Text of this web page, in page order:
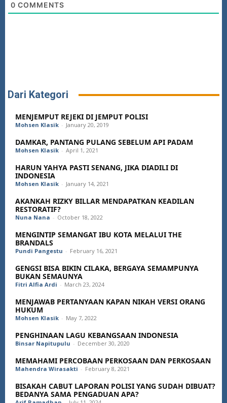
0 COMMENTS
Dari Kategori
MENJEMPUT REJEKI DI JEMPUT POLISI
Mohsen Klasik - January 20, 2019
DAMKAR, PANTANG PULANG SEBELUM API PADAM
Mohsen Klasik - April 1, 2021
HARUN YAHYA PASTI SENANG, JIKA DIADILI DI
INDONESIA
Mohsen Klasik - January 14, 2021
AKANKAH RIZKY BILLAR MENDAPATKAN KEADILAN
RESTORATIF?
Nuna Nana - October 18, 2022
MENGINTIP SEMANGAT IBU KOTA MELALUI THE
BRANDALS
Pundi Pangestu - February 16, 2021
GENGSI BISA BIKIN CILAKA, BERGAYA SEMAMPUNYA
BUKAN SEMAUNYA
Fitri Alfia Ardi - March 23, 2024
MENJAWAB PERTANYAAN KAPAN NIKAH VERSI ORANG
HUKUM
Mohsen Klasik - May 7, 2022
PENGHINAAN LAGU KEBANGSAAN INDONESIA
Binsar Napitupulu - December 30, 2020
MEMAHAMI PERCOBAAN PERKOSAAN DAN PERKOSAAN
Mahendra Wirasakti - February 8, 2021
BISAKAH CABUT LAPORAN POLISI YANG SUDAH DIBUAT?
BEDANYA SAMA PENGADUAN APA?